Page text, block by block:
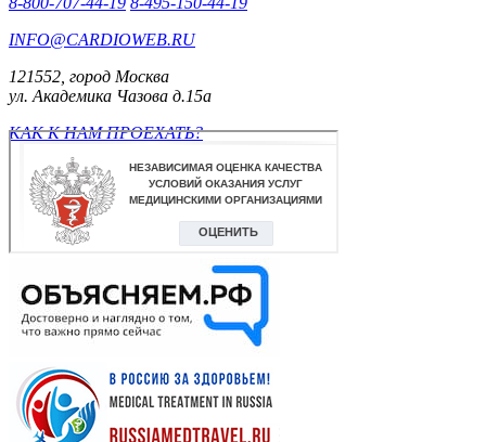
INFO@CARDIOWEB.RU
121552, город Москва
ул. Академика Чазова д.15а
КАК К НАМ ПРОЕХАТЬ?